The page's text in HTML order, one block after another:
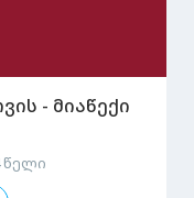
- მიაწექი
წელი